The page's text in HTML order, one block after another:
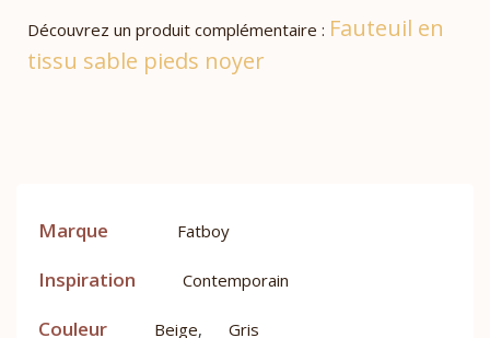
Découvrez un produit complémentaire : Fauteuil en
tissu sable pieds noyer
Marque Fatboy
Inspiration Contemporain
Couleur Beige, Gris